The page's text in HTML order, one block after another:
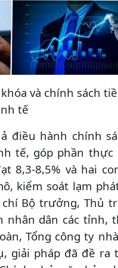
và chính sách
tế
điều hành chính
tế, góp phần
8,3-8,5% và hai
kiểm soát lạm
Bộ trưởng, Thủ
nhân dân các tỉnh,
Tổng công ty
giải pháp đã đề ra